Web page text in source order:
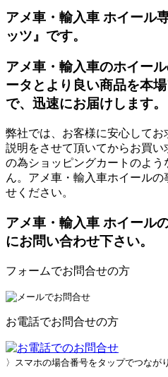
アメ車・輸入車 ホイール
ッツ』です。
アメ車・輸入車のホイー
ータとより良い商品を本
で、迅速にお届けします。
弊社では、お客様に安心して
説明をさせて頂いてからお買
の為ショッピングカートのよ
ん。アメ車・輸入車ホイール
せください。
アメ車・輸入車 ホイール
にお問い合わせ下さい。
フォームでお問合せの方
お電話でお問合せの方
〉スマホの場合番号をタップでつなが